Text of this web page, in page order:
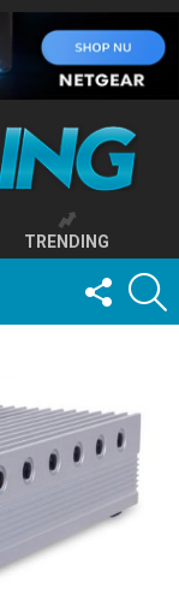
TRENDING
FOLLOW
US